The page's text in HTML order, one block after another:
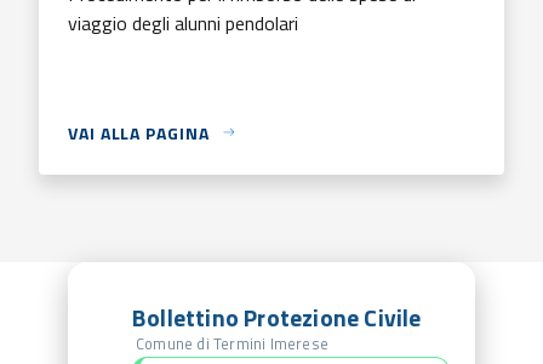
viaggio degli alunni pendolari
VAI ALLA PAGINA
Bollettino Protezione Civile
Comune di Termini Imerese